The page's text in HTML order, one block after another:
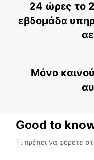
SCANIA
SODERTALJE -
SCANIA
SODERTALJE -
24 ώρες το
εβδομάδα
Μόνο
Good to
Τι πρέπει να φέρετε